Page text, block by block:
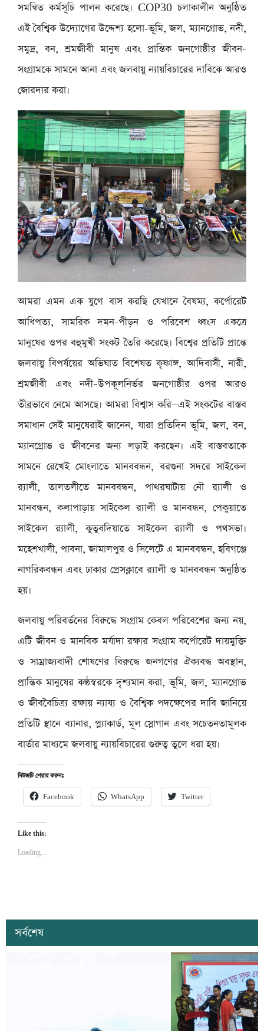
সমন্বিত কর্মসূচি পালন করেছে। COP30 চলাকালীন অনুষ্ঠিত
এই বৈশ্বিক উদ্যোগের উদ্দেশ্য হলো-ভূমি, জল, ম্যানগ্রোভ, নদী,
সমুদ্র, বন, শ্রমজীবী মানুষ এবং প্রান্তিক জনগোষ্ঠীর জীবন-
সংগ্রামকে সামনে আনা এবং জলবায়ু ন্যায়বিচারের দাবিকে আরও
জোরদার করা।
আমরা এমন এক যুগে বাস করছি যেখানে বৈষম্য, কর্পোরেট
আধিপত্য, সামরিক দমন-পীড়ন ও পরিবেশ ধ্বংস একত্রে
মানুষের ওপর বহুমুখী সংকট তৈরি করেছে। বিশ্বের প্রতিটি প্রান্তে
জলবায়ু বিপর্যয়ের অভিঘাত বিশেষত কৃষ্ণাঙ্গ, আদিবাসী, নারী,
শ্রমজীবী এবং নদী–উপকূলনির্ভর জনগোষ্ঠীর ওপর আরও
তীব্রভাবে নেমে আসছে। আমরা বিশ্বাস করি—এই সংকটের বাস্তব
সমাধান সেই মানুষেরাই জানেন, যারা প্রতিদিন ভূমি, জল, বন,
ম্যানগ্রোভ ও জীবনের জন্য লড়াই করছেন। এই বাস্তবতাকে
সামনে রেখেই মোংলাতে মানববন্ধন, বরগুনা সদরে সাইকেল
র‍্যালী, তালতলীতে মানববন্ধন, পাথরঘাটায় নৌ র‍্যালী ও
মানবন্ধন, কলাপাড়ায় সাইকেল র‍্যালী ও মানবন্ধন, পেকুয়াতে
সাইকেল র‍্যালী, কুতুবদিয়াতে সাইকেল র‍্যালী ও পথসভা।
মহেশখালী, পাবনা, জামালপুর ও সিলেটে এ মানববন্ধন, হবিগঞ্জে
নাগরিকবন্ধন এবং ঢাকার প্রেসক্লাবে র‍্যালী ও মানববন্ধন অনুষ্ঠিত
হয়।
জলবায়ু পরিবর্তনের বিরুদ্ধে সংগ্রাম কেবল পরিবেশের জন্য নয়,
এটি জীবন ও মানবিক মর্যাদা রক্ষার সংগ্রাম কর্পোরেট দায়মুক্তি
ও সাম্রাজ্যবাদী শোষণের বিরুদ্ধে জনগণের ঐক্যবদ্ধ অবস্থান,
প্রান্তিক মানুষের কণ্ঠস্বরকে দৃশ্যমান করা, ভূমি, জল, ম্যানগ্রোভ
ও জীববৈচিত্র্য রক্ষায় ন্যায্য ও বৈশ্বিক পদক্ষেপের দাবি জানিয়ে
প্রতিটি স্থানে ব্যানার, প্ল্যাকার্ড, মূল স্লোগান এবং সচেতনতামূলক
বার্তার মাধ্যমে জলবায়ু ন্যায়বিচারের গুরুত্ব তুলে ধরা হয়।
নিউজটি শেয়ার করুনঃ
Facebook WhatsApp Twitter
Like this:
Loading...
সর্বশেষ